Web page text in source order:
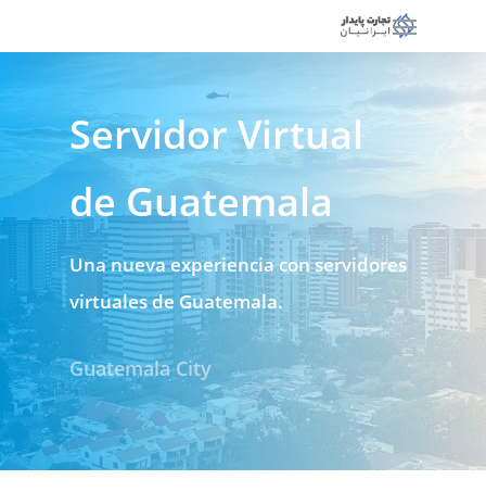
Servidor Virtual
de Guatemala
Una nueva experiencia con servidores
virtuales de Guatemala.
Guatemala City